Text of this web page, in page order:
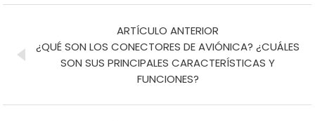
ARTÍCULO ANTERIOR
¿QUÉ SON LOS CONECTORES DE AVIÓNICA? ¿CUÁLES
SON SUS PRINCIPALES CARACTERÍSTICAS Y
FUNCIONES?